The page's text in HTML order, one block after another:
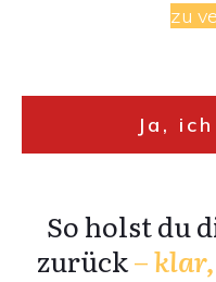
zu
Ja,
So holst du
zurück–